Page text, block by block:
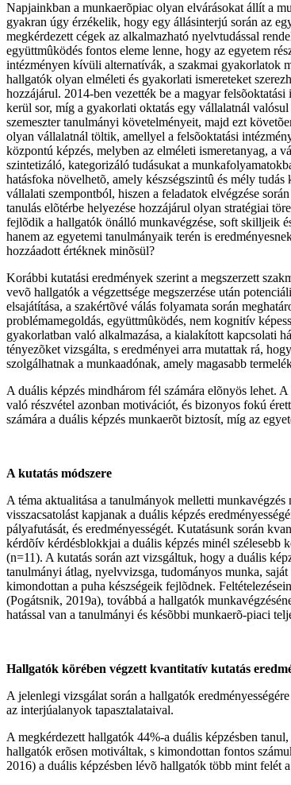
Napjainkban a munkaerõpiac olyan elvárásokat állít a
gyakran úgy érzékelik, hogy egy állásinterjú során az
megkérdezett cégek az alkalmazható nyelvtudással
együttmûködés fontos eleme lenne, hogy az egyetem
intézményen kívüli alternatívák, a szakmai gyakorlatok
hallgatók olyan elméleti és gyakorlati ismereteket
hozzájárul. 2014-ben vezették be a magyar
kerül sor, míg a gyakorlati oktatás egy vállalatnál
szemeszter tanulmányi követelményeit, majd ezt
olyan vállalatnál töltik, amellyel a felsõoktatási
központú képzés, melyben az elméleti ismeretanyag, a
szintetizáló, kategorizáló tudásukat a
hatásfoka növelhetõ, amely készségszintû és mély
vállalati szempontból, hiszen a feladatok elvégzése
tanulás elõtérbe helyezése hozzájárul olyan stratégiai
fejlõdik a hallgatók önálló munkavégzése, soft skilljeik
hanem az egyetemi tanulmányaik terén is
hozzáadott értéknek minõsül?
Korábbi kutatási eredmények szerint a megszerzett
vevõ hallgatók a végzettsége megszerzése után
elsajátítása, a szakértõvé válás folyamata során
problémamegoldás, együttmûködés, nem kognitív
gyakorlatban való alkalmazása, a kialakított kapcsolati
tényezõket vizsgálta, s eredményei arra mutattak rá,
szolgálhatnak a munkaadónak, amely magasabb
A duális képzés mindhárom fél számára elõnyös lehet.
való részvétel azonban motivációt, és bizonyos fokú
számára a duális képzés munkaerõt biztosít, míg az
A kutatás módszere
A téma aktualitása a tanulmányok melletti
visszacsatolást kapjanak a duális képzés
pályafutását, és eredményességét. Kutatásunk során
kérdõív kérdésblokkjai a duális képzés minél szélesebb
(n=11). A kutatás során azt vizsgáltuk, hogy a duális
tanulmányi átlag, nyelvvizsga, tudományos munka,
kimondottan a puha készségeik fejlõdnek.
(Pogátsnik, 2019a), továbbá a hallgatók
hatással van a tanulmányi és késõbbi munkaerõ-piaci
Hallgatók körében végzett kvantitatív kutatás
A jelenlegi vizsgálat során a hallgatók
az interjúalanyok tapasztalataival.
A megkérdezett hallgatók 44%-a duális képzésben
hallgatók erõsen motiváltak, s kimondottan fontos
2016) a duális képzésben lévõ hallgatók több mint felét